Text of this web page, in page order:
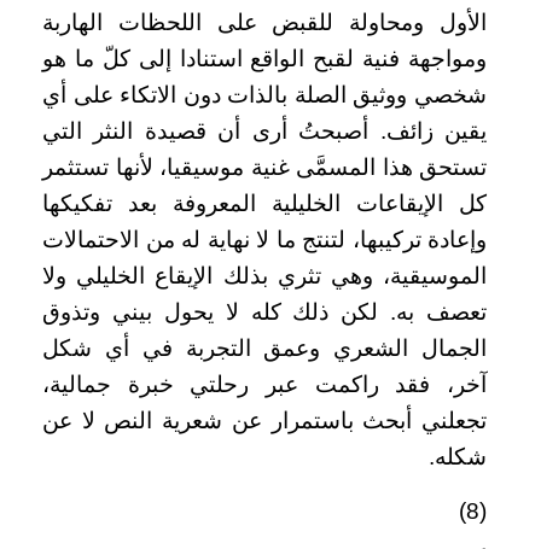
الأول ومحاولة للقبض على اللحظات الهاربة
ومواجهة فنية لقبح الواقع استنادا إلى كلّ ما هو
شخصي ووثيق الصلة بالذات دون الاتكاء على أي
يقين زائف. أصبحتُ أرى أن قصيدة النثر التي
تستحق هذا المسمَّى غنية موسيقيا، لأنها تستثمر
كل الإيقاعات الخليلية المعروفة بعد تفكيكها
وإعادة تركيبها، لتنتج ما لا نهاية له من الاحتمالات
الموسيقية، وهي تثري بذلك الإيقاع الخليلي ولا
تعصف به. لكن ذلك كله لا يحول بيني وتذوق
الجمال الشعري وعمق التجربة في أي شكل
آخر، فقد راكمت عبر رحلتي خبرة جمالية،
تجعلني أبحث باستمرار عن شعرية النص لا عن
شكله.
(8)